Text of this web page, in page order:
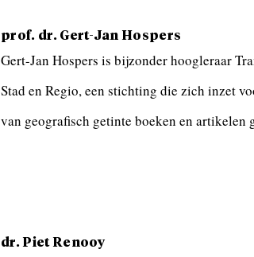
prof. dr. Gert-Jan Hospers
Gert-Jan Hospers is bijzonder hoogleraar
Stad en Regio, een stichting die zich inzet
van geografisch getinte boeken en artikelen
dr. Piet Renooy